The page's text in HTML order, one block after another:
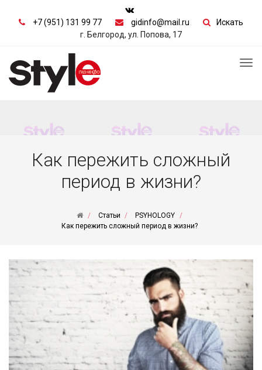
+7 (951) 131 99 77 gidinfo@mail.ru
Искать
г. Белгород, ул. Попова, 17
Как пережить сложный
период в жизни?
Статьи
PSYHOLOGY
Как пережить сложный период в жизни?